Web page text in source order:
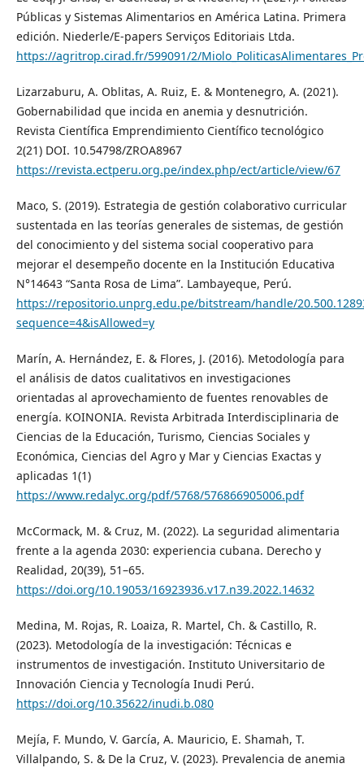
Públicas y Sistemas Alimentarios en América Latina. Primera
edición. Niederle/E-papers Serviços Editoriais Ltda.
https://agritrop.cirad.fr/599091/2/
Lizarzaburu, A. Oblitas, A. Ruiz, E. & Montenegro, A. (2021).
Gobernabilidad que incida en anemia y desnutrición.
Revista Científica Emprendimiento Científico tecnológico
2(21) DOI. 10.54798/ZROA8967
https://revista.ectperu.org.pe/index.php/ect/article/view/67
Maco, S. (2019). Estrategia de gestión colaborativo curricular
sustentada en las teorías generales de sistemas, de gestión
del conocimiento y del sistema social cooperativo para
mejorar el desempeño docente en la Institución Educativa
N°14643 “Santa Rosa de Lima”. Lambayeque, Perú.
https://repositorio.unprg.edu.pe/bitstream/handle/
sequence=4&isAllowed=y
Marín, A. Hernández, E. & Flores, J. (2016). Metodología para
el análisis de datos cualitativos en investigaciones
orientadas al aprovechamiento de fuentes renovables de
energía. KOINONIA. Revista Arbitrada Interdisciplinaria de
Ciencias de la Educación, Turismo, Ciencias Sociales y
Económica, Ciencias del Agro y Mar y Ciencias Exactas y
aplicadas 1(1)
https://www.redalyc.org/pdf/5768/576866905006.pdf
McCormack, M. & Cruz, M. (2022). La seguridad alimentaria
frente a la agenda 2030: experiencia cubana. Derecho y
Realidad, 20(39), 51–65.
https://doi.org/10.19053/16923936.v17.n39.2022.14632
Medina, M. Rojas, R. Loaiza, R. Martel, Ch. & Castillo, R.
(2023). Metodología de la investigación: Técnicas e
instrumentos de investigación. Instituto Universitario de
Innovación Ciencia y Tecnología Inudi Perú.
https://doi.org/10.35622/inudi.b.080
Mejía, F. Mundo, V. García, A. Mauricio, E. Shamah, T.
Villalpando, S. & De la Cruz, V. (2023). Prevalencia de anemia